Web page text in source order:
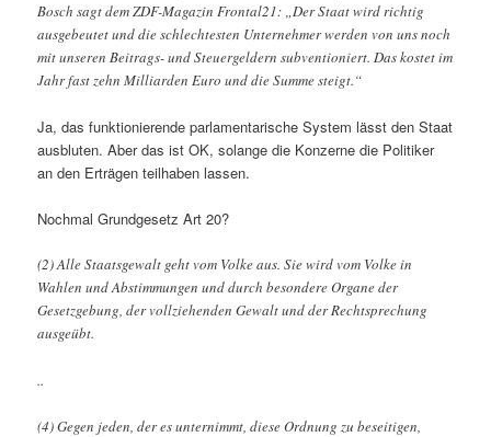
Bosch sagt dem ZDF-Magazin Frontal21: „Der Staat wird richtig
ausgebeutet und die schlechtesten Unternehmer werden von uns noch
mit unseren Beitrags- und Steuergeldern subventioniert. Das kostet im
Jahr fast zehn Milliarden Euro und die Summe steigt.“
Ja, das funktionierende parlamentarische System lässt den Staat
ausbluten. Aber das ist OK, solange die Konzerne die Politiker
an den Erträgen teilhaben lassen.
Nochmal Grundgesetz Art 20?
(2) Alle Staatsgewalt geht vom Volke aus. Sie wird vom Volke in
Wahlen und Abstimmungen und durch besondere Organe der
Gesetzgebung, der vollziehenden Gewalt und der Rechtsprechung
ausgeübt.
..
(4) Gegen jeden, der es unternimmt, diese Ordnung zu beseitigen,